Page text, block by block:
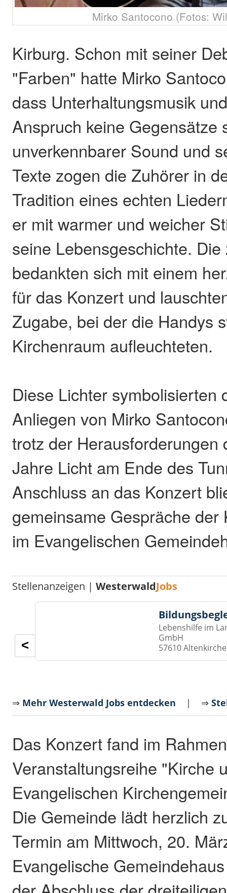
Mirko Santocono (Fotos:
Kirburg. Schon mit seiner
"Farben" hatte Mirko
dass Unterhaltungsmusik
Anspruch keine Gegensätze
unverkennbarer Sound und
Texte zogen die Zuhörer in
Tradition eines echten
er mit warmer und weicher
seine Lebensgeschichte.
bedankten sich mit einem
für das Konzert und
Zugabe, bei der die Handys
Kirchenraum aufleuchteten.
Diese Lichter symbolisierten
Anliegen von Mirko
trotz der Herausforderungen
Jahre Licht am Ende des
Anschluss an das Konzert
gemeinsame Gespräche der
im Evangelischen
Stellenanzeigen |WesterwaldJobs
Lebenshilfe im
GmbH
57610
<
⇒ Mehr Westerwald Jobs entdecken | ⇒
Das Konzert fand im
Veranstaltungsreihe "Kirche
Evangelischen
Die Gemeinde lädt herzlich
Termin am Mittwoch, 20.
Evangelische